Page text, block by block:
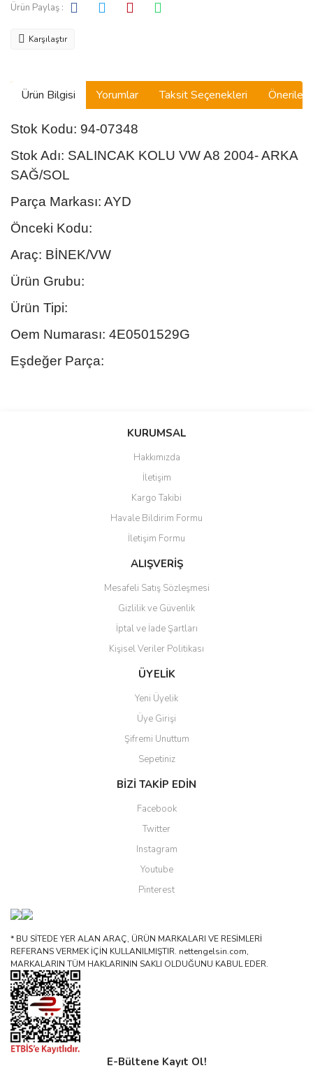
Ürün Paylaş :
Karşılaştır
Ürün Bilgisi Yorumlar Taksit Seçenekleri
Stok Kodu: 94-07348
Stok Adı: SALINCAK KOLU VW A8 2004- ARKA
SAĞ/SOL
Parça Markası: AYD
Önceki Kodu:
Araç: BİNEK/VW
Ürün Grubu:
Ürün Tipi:
Oem Numarası: 4E0501529G
Eşdeğer Parça:
Bu ürüne ilk yorumu siz yapın!
Yorum Yaz
Ürün resmi kalitesiz, bozuk veya görüntülenemiyor.
Ürün açıklamasında eksik bilgiler bulunuyor.
Ürün bilgilerinde hatalar bulunuyor.
Ürün fiyatı diğer sitelerden daha pahalı.
Bu ürüne benzer farklı alternatifler olmalı.
Gönder
KURUMSAL
Hakkımızda
İletişim
Kargo Takibi
Havale Bildirim Formu
İletişim Formu
ALIŞVERİŞ
Mesafeli Satış Sözleşmesi
Gizlilik ve Güvenlik
İptal ve İade Şartları
Kişisel Veriler Politikası
ÜYELİK
Yeni Üyelik
Üye Girişi
Şifremi Unuttum
Sepetiniz
BİZİ TAKİP EDİN
Facebook
Twitter
Instagram
Youtube
Pinterest
* BU SİTEDE YER ALAN ARAÇ, ÜRÜN MARKALARI VE RESİMLERİ
REFERANS VERMEK İÇİN KULLANILMIŞTIR. nettengelsin.com,
MARKALARIN TÜM HAKLARININ SAKLI OLDUĞUNU KABUL EDER.
E-Bültene Kayıt Ol!